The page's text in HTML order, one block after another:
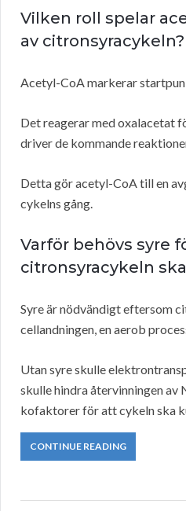
Vilken roll spelar
av citronsyracykeln?
Acetyl-CoA markerar
Det reagerar med oxalacetat
driver de kommande
Detta gör acetyl-CoA till en
cykelns gång.
Varför behövs syre
citronsyracykeln
Syre är nödvändigt eftersom
cellandningen, en aerob
Utan syre skulle
skulle hindra återvinningen av
kofaktorer för att cykeln ska
CONTINUE READING